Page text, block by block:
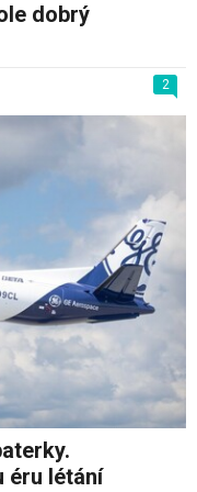
dobrý
2
éru létání